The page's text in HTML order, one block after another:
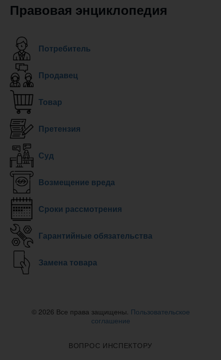
Правовая энциклопедия
Потребитель
Продавец
Товар
Претензия
Суд
Возмещение вреда
Сроки рассмотрения
Гарантийные обязательства
Замена товара
© 2026 Все права защищены. Пользовательское
соглашение
ВОПРОС ИНСПЕКТОРУ